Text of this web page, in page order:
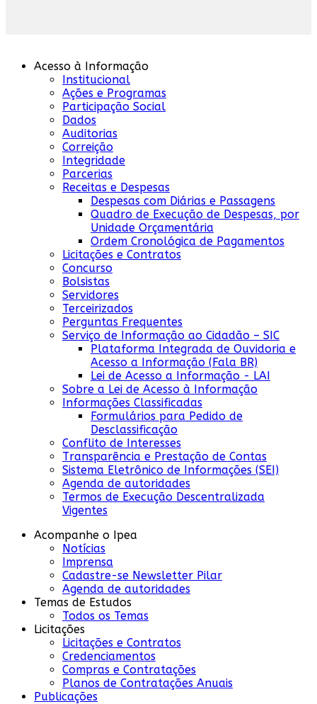
Acesso à Informação
Institucional
Ações e Programas
Participação Social
Dados
Auditorias
Correição
Integridade
Parcerias
Receitas e Despesas
Despesas com Diárias e Passagens
Quadro de Execução de Despesas, por
Unidade Orçamentária
Ordem Cronológica de Pagamentos
Licitações e Contratos
Concurso
Bolsistas
Servidores
Terceirizados
Perguntas Frequentes
Serviço de Informação ao Cidadão – SIC
Plataforma Integrada de Ouvidoria e
Acesso a Informação (Fala BR)
Lei de Acesso a Informação - LAI
Sobre a Lei de Acesso à Informação
Informações Classificadas
Formulários para Pedido de
Desclassificação
Conflito de Interesses
Transparência e Prestação de Contas
Sistema Eletrônico de Informações (SEI)
Agenda de autoridades
Termos de Execução Descentralizada
Vigentes
Acompanhe o Ipea
Notícias
Imprensa
Cadastre-se Newsletter Pilar
Agenda de autoridades
Temas de Estudos
Todos os Temas
Licitações
Licitações e Contratos
Credenciamentos
Compras e Contratações
Planos de Contratações Anuais
Publicações